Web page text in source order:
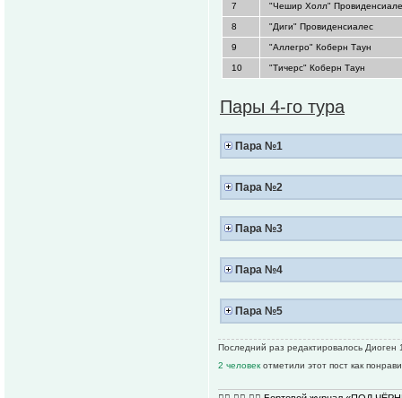
7 "Чешир Холл"
8 "Диги" Провиденсиалес
9 "Аллегро" Коберн Таун
10 "Тичерс" Коберн Таун
Пары 4-го тура
Пара №1
Пара №2
Пара №3
Пара №4
Пара №5
Последний раз редактировалось Диоген
2 человек отметили этот пост как